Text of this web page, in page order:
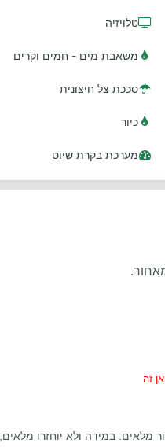
טלויזיה
משאבת מים - חמים וקרים
סככת צל חיצונית
כיור
מערכת בקרת שיוט
מלאים. במידה ולא יוחזרו